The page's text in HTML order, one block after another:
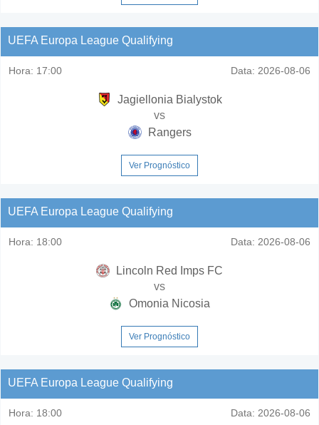
UEFA Europa League Qualifying
Hora: 17:00 Data: 2026-08-06
Jagiellonia Bialystok
vs
Rangers
Ver Prognóstico
UEFA Europa League Qualifying
Hora: 18:00 Data: 2026-08-06
Lincoln Red Imps FC
vs
Omonia Nicosia
Ver Prognóstico
UEFA Europa League Qualifying
Hora: 18:00 Data: 2026-08-06